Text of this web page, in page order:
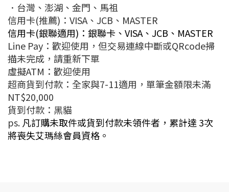
．台灣、澎湖、金門、馬祖
信用卡(推薦)：VISA、JCB、MASTER
信用卡(銀聯適用)：銀聯卡、VISA、JCB、MASTER
Line Pay：歡迎使用，但交易連線中斷或QRcode掃
描未完成，請重新下單
虛擬ATM：歡迎使用
超商貨到付款：全家與7-11適用，單筆金額限未滿
NT$20,000
貨到付款：黑貓
ps.凡訂購未取件或貨到付款未領件者，累計達 3次
將喪失艾瑪絲會員資格。